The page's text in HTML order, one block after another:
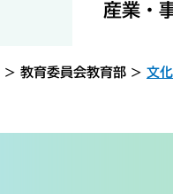
産業・
> 教育委員会教育部 > 文